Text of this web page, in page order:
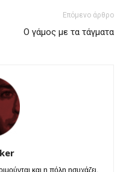
Επόμενο άρθρο
Ο γάμος με τα τάγματα